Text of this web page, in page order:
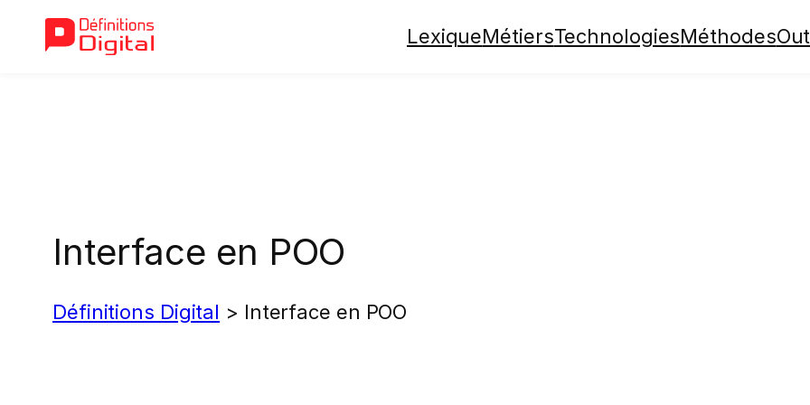
LexiqueMétiersTechnologiesMéthodes
Interface en POO
Définitions Digital > Interface en POO